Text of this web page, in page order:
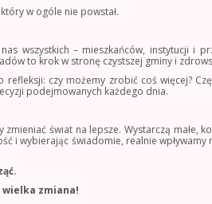
w ogóle nie powstał.
wszystkich – mieszkańców, instytucji i
to krok w stronę czystszej gminy i
refleksji: czy możemy zrobić coś więcej?
podejmowanych każdego dnia.
świat na lepsze. Wystarczą małe,
i wybierając świadomie, realnie wpływamy
wielka zmiana!